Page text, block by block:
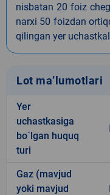
nisbatan 20 foiz
narxi 50 foizdan
qilingan yer
Lot ma’lumotlari
Yer
uchastkasiga
bo`lgan huquq
turi
Gaz (mavjud
yoki mavjud